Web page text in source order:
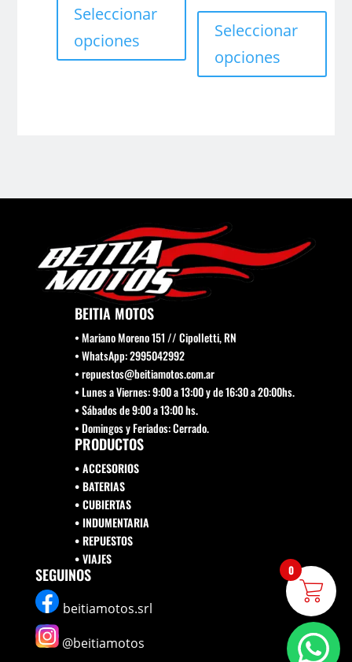
Seleccionar
opciones
producto
variantes.
página
de
producto
Seleccionar
opciones
BEITIA MOTOS
• Mariano Moreno 151 // Cipolletti, RN
• WhatsApp: 2995042992
• repuestos@beitiamotos.com.ar
• Lunes a Viernes: 9:00 a 13:00 y de 16:30 a 20:00hs.
• Sábados de 9:00 a 13:00 hs.
• Domingos y Feriados: Cerrado.
PRODUCTOS
• ACCESORIOS
• BATERIAS
• CUBIERTAS
• INDUMENTARIA
• REPUESTOS
•VIAJES
SEGUINOS
beitiamotos.srl
@beitiamotos
0